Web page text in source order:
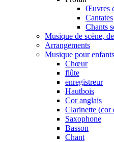
Œuvres
Cantates
Chants
Musique de scène,
Arrangements
Musique pour enfants
Chœur
flûte
enregistreur
Hautbois
Cor anglais
Clarinette (cor
Saxophone
Basson
Chant